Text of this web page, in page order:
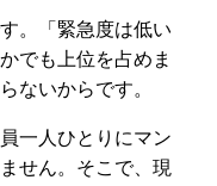
。「緊急度は低い
でも上位を占めま
ないからです。
一人ひとりにマン
せん。そこで、現